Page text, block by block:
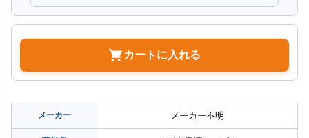
カートに入れる
メーカー メーカー不明